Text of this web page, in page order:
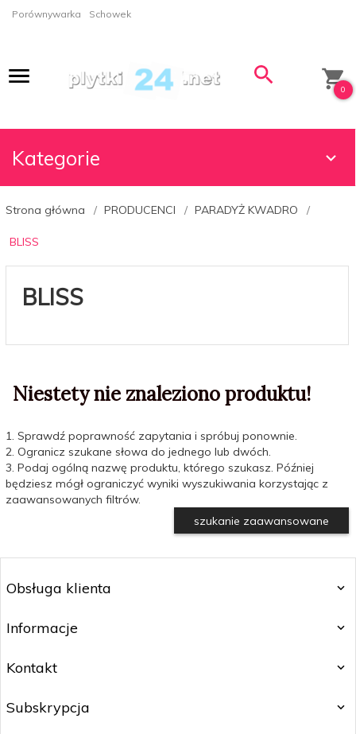
Porównywarka Schowek
0
Kategorie
Strona główna PRODUCENCI PARADYŻ KWADRO
BLISS
BLISS
Niestety nie znaleziono produktu!
1. Sprawdź poprawność zapytania i spróbuj ponownie.
2. Ogranicz szukane słowa do jednego lub dwóch.
3. Podaj ogólną nazwę produktu, którego szukasz. Później
będziesz mógł ograniczyć wyniki wyszukiwania korzystając z
zaawansowanych filtrów.
szukanie zaawansowane
Obsługa klienta
Informacje
Kontakt
Subskrypcja